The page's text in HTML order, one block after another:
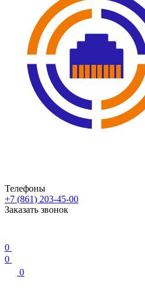
Телефоны
+7 (861) 203-45-00
Заказать звонок
0
0
0